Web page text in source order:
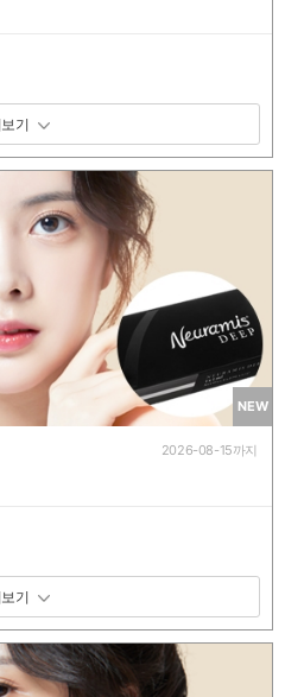
패키지 보기 토글
NEW
2026-08-15까지
패키지 보기 토글